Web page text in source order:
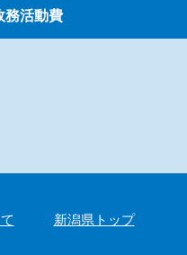
務活動費
新潟県トップ